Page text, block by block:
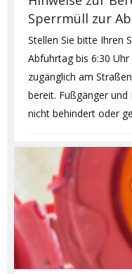
Sperrmüll zur
Stellen Sie bitte Ihren
Abfuhrtag bis 6:30
zugänglich am
bereit. Fußgänger und
nicht behindert oder